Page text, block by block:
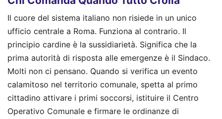
Il cuore del sistema italiano non risiede in un unico
ufficio centrale a Roma. Funziona al contrario. Il
principio cardine è la sussidiarietà. Significa che la
prima autorità di risposta alle emergenze è il Sindaco.
Molti non ci pensano. Quando si verifica un evento
calamitoso nel territorio comunale, spetta al primo
cittadino attivare i primi soccorsi, istituire il Centro
Operativo Comunale e firmare le ordinanze di